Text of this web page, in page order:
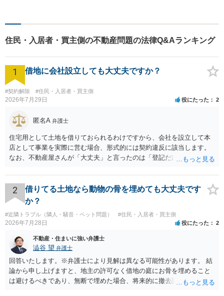
住民・入居者・買主側の不動産問題の法律Q&Aランキング
1 借地に会社設立しても大丈夫ですか？
#契約解除 #住民・入居者・買主側
2026年7月29日 役にたった 2
匿名A 弁護士
住宅用として土地を借りておられるわけですから、会社を設立して本
店として事業を実際に営む場合、形式的には契約違反に該当します。
なお、不動産屋さんが「大丈夫」と言ったのは「登記だけなら実務上
れますが、これは法的な保証ではありません。 ただ、解除まで認めら
れるかどうかについては信頼関係が破壊されたかどうかで判断されま
すので、建物を事務所・店舗用に大きく改築する等までなさらない限
り、リスクはそれほど大きくないかもしれません。 しかしそれでも、
大家さんが契約違反を口実に、将来の更新時に更新料の上乗せを要求
したり、立ち退きを迫る材料に使ったりする可能性は否定できませ
ん。
2
借りてる土地なら動物の骨を埋めても大丈夫です
か？
#近隣トラブル（隣人・騒音・ペット問題） #住民・入居者・買主側
2026年7月28日 役にたった 2
不動産・住まいに強い弁護士
澁谷 望 弁護士
回答いたします。※弁護士により見解は異なる可能性があります。 結
論から申し上げますと、地主の許可なく借地の庭にお骨を埋めること
は避けるべきであり、無断で埋めた場合、将来的に撤去請求や退去時